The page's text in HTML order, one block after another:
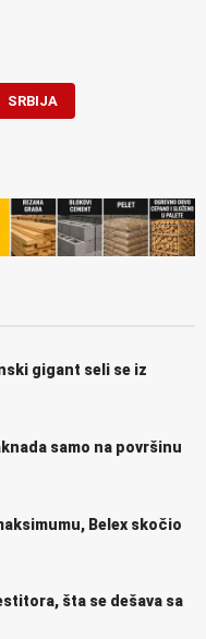
SRBIJA
gigant seli se iz
samo na površinu
Belex skočio
šta se dešava sa